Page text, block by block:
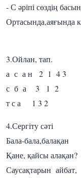
- С әріпі сөздің
Ортасында,аяғында
3.Ойлан, тап.
а с а н 2 1 4 3
с б а 3 1 2
т с а 1 3 2
4.Сергіту сәті
Бала-бала,балақан
Қане, қайсы алақан?
Саусақтарын айбат,